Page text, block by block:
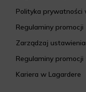
Polityka prywatności
Regulaminy promocji
Zarządzaj
Regulaminy
Kariera w Lagardere